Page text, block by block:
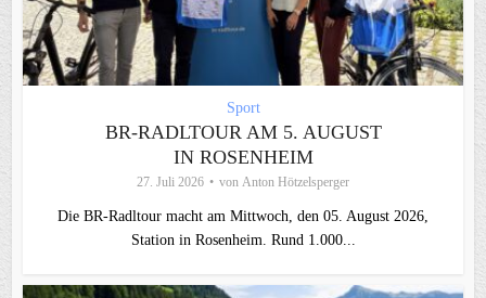
Sport
BR-RADLTOUR AM 5. AUGUST
IN ROSENHEIM
27. Juli 2026 von Anton Hötzelsperger
Die BR-Radltour macht am Mittwoch, den 05. August 2026,
Station in Rosenheim. Rund 1.000...